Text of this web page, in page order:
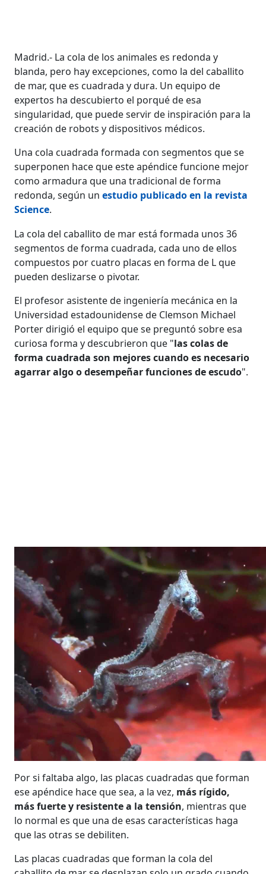
Madrid.- La cola de los animales es redonda y
blanda, pero hay excepciones, como la del caballito
de mar, que es cuadrada y dura. Un equipo de
expertos ha descubierto el porqué de esa
singularidad, que puede servir de inspiración para la
creación de robots y dispositivos médicos.
Una cola cuadrada formada con segmentos que se
superponen hace que este apéndice funcione mejor
como armadura que una tradicional de forma
redonda, según unestudio publicado en la revista
Science.
La cola del caballito de mar está formada unos 36
segmentos de forma cuadrada, cada uno de ellos
compuestos por cuatro placas en forma de L que
pueden deslizarse o pivotar.
El profesor asistente de ingeniería mecánica en la
Universidad estadounidense de Clemson Michael
Porter dirigió el equipo que se preguntó sobre esa
curiosa forma y descubrieron que "las colas de
forma cuadrada son mejores cuando es necesario
agarrar algo o desempeñar funciones de escudo".
Por si faltaba algo, las placas cuadradas que forman
ese apéndice hace que sea, a la vez, más rígido,
más fuerte y resistente a la tensión, mientras que
lo normal es que una de esas características haga
que las otras se debiliten.
Las placas cuadradas que forman la cola del